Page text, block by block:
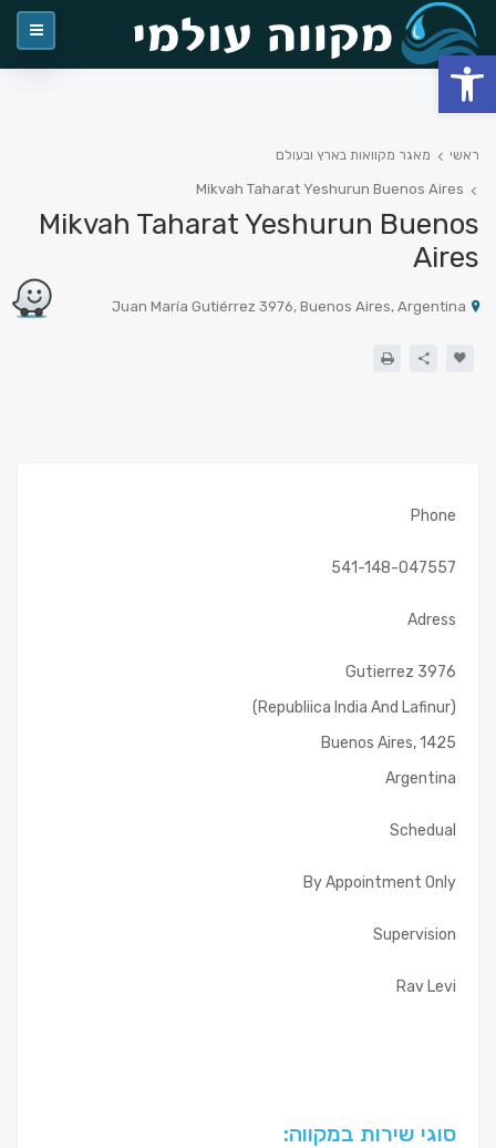
ראשי מאגר מקוואות בארץ ובעולם
Mikvah Taharat Yeshurun Buenos
Aires
Juan María Gutiérrez 3976, Buenos Aires, Argentina
Phone
541-148-047557
Adress
Gutierrez 3976
(Republiica India And Lafinur)
Buenos Aires, 1425
Argentina
Schedual
By Appointment Only
Supervision
Rav Levi
סוגי שירות במקווה:
פתח סרגל נגישות